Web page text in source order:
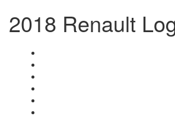
2018 Renault